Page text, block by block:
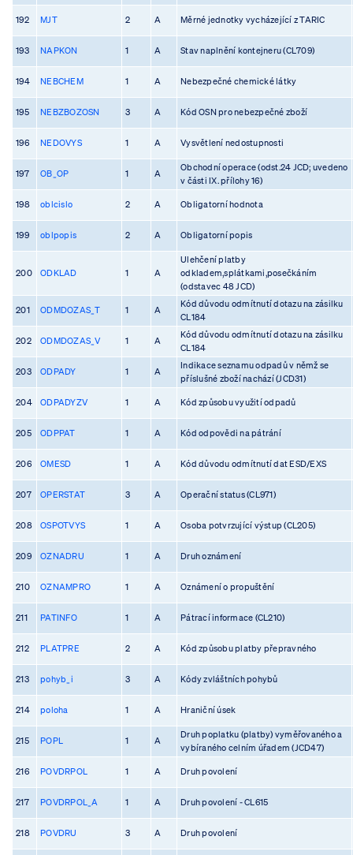
192 MJT 2 A Měrné jednotky vycházející z TARIC
193 NAPKON 1 A Stav naplnění kontejneru (CL709)
194 NEBCHEM 1 A Nebezpečné chemické látky
195 NEBZBOZOSN 3 A Kód OSN pro nebezpečné zboží
196 NEDOVYS 1 A Vysvětlení nedostupnosti
197 OB_OP 1 A
Obchodní operace (odst.24 JCD; uvedeno
v části IX. přílohy 16)
198 oblcislo 2 A Obligatorní hodnota
199 oblpopis 2 A Obligatorní popis
200 ODKLAD 1 A
Ulehčení platby
odkladem,splátkami,posečkáním
(odstavec 48 JCD)
201 ODMDOZAS_T 1 A
Kód důvodu odmítnutí dotazu na zásilku
CL184
202 ODMDOZAS_V 1 A
Kód důvodu odmítnutí dotazu na zásilku
CL184
203 ODPADY 1 A
Indikace seznamu odpadů v němž se
příslušné zboží nachází (JCD31)
204 ODPADYZV 1 A Kód způsobu využití odpadů
205 ODPPAT 1 A Kód odpovědi na pátrání
206 OMESD 1 A Kód důvodu odmítnutí dat ESD/EXS
207 OPERSTAT 3 A Operační status (CL971)
208 OSPOTVYS 1 A Osoba potvrzující výstup (CL205)
209 OZNADRU 1 A Druh oznámení
210 OZNAMPRO 1 A Oznámení o propuštění
211 PATINFO 1 A Pátrací informace (CL210)
212 PLATPRE 2 A Kód způsobu platby přepravného
213 pohyb_i 3 A Kódy zvláštních pohybů
214 poloha 1 A Hraniční úsek
215 POPL 1 A
Druh poplatku (platby) vyměřovaného a
vybíraného celním úřadem (JCD47)
216 POVDRPOL 1 A Druh povolení
217 POVDRPOL_A 1 A Druh povolení - CL615
218 POVDRU 3 A Druh povolení